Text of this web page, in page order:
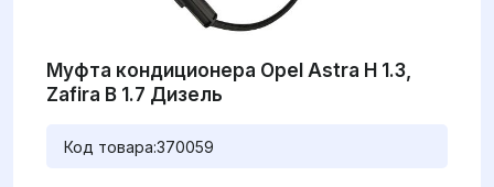
Муфта кондиционера Opel Astra H 1.3,
Zafira B 1.7 Дизель
Код товара:370059